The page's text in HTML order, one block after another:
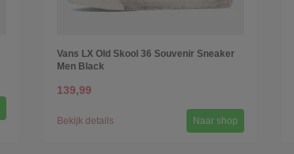
Vans LX Old Skool 36 Souvenir Sneaker
Men Black
139,99
Bekijk details Naar shop